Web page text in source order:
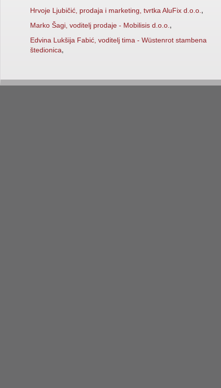
Hrvoje Ljubičić, prodaja i marketing, tvrtka AluFix d.o.o.,
Marko Šagi, voditelj prodaje - Mobilisis d.o.o.,
Edvina Lukšija Fabić, voditelj tima - Wüstenrot stambena
štedionica,